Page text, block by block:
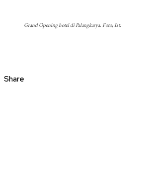
Grand Opening hotel di Palangkarya. Foto; Ist.
Share